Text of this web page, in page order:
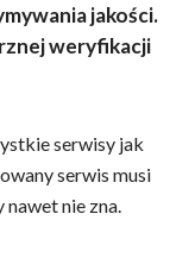
jakości.
weryfikacji
serwisy jak
serwis musi
nie zna.